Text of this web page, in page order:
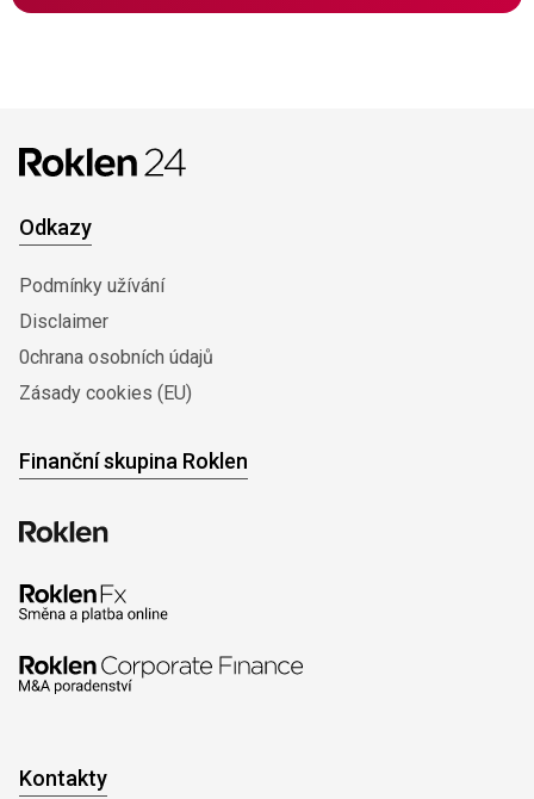
Odkazy
Podmínky užívání
Disclaimer
0chrana osobních údajů
Zásady cookies (EU)
Finanční skupina Roklen
Kontakty